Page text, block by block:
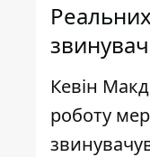
Кевін
роботу